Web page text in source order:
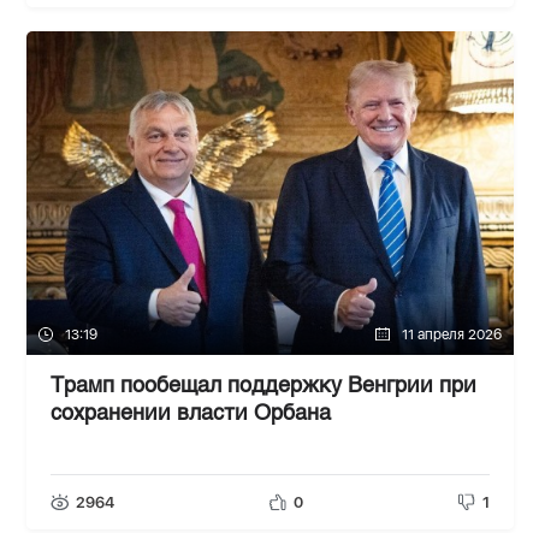
13:19 11 апреля 2026
Трамп пообещал поддержку Венгрии при
сохранении власти Орбана
2964 0 1